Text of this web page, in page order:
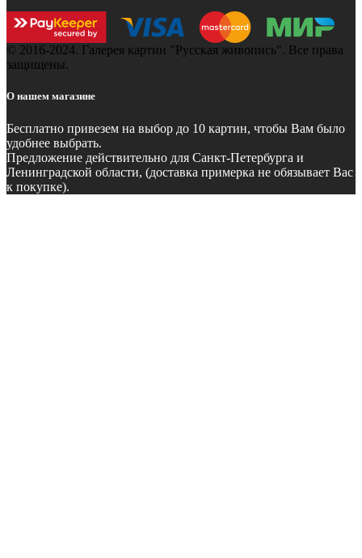
© 2016-2024. Галерея картин "Русская живопись". Все права
защищены.
О нашем магазине
Бесплатно привезем на выбор до 10 картин, чтобы Вам было
удобнее выбрать.
Предложение действительно для Санкт-Петербурга и
Ленинградской области, (доставка примерка не обязывает Вас
к покупке).